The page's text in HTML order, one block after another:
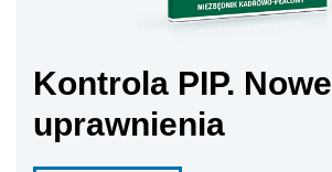
Kontrola PIP. Nowe
uprawnienia